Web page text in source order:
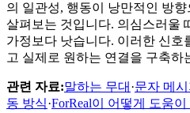
의 일관성, 행동이 낭만적인 방
살펴보는 것입니다. 의심스러울
가정보다 낫습니다. 이러한 신
고 실제로 원하는 연결을 구축하
관련 자료:말하는 무대 ·문자 메
동 방식·ForReal이 어떻게 도움이